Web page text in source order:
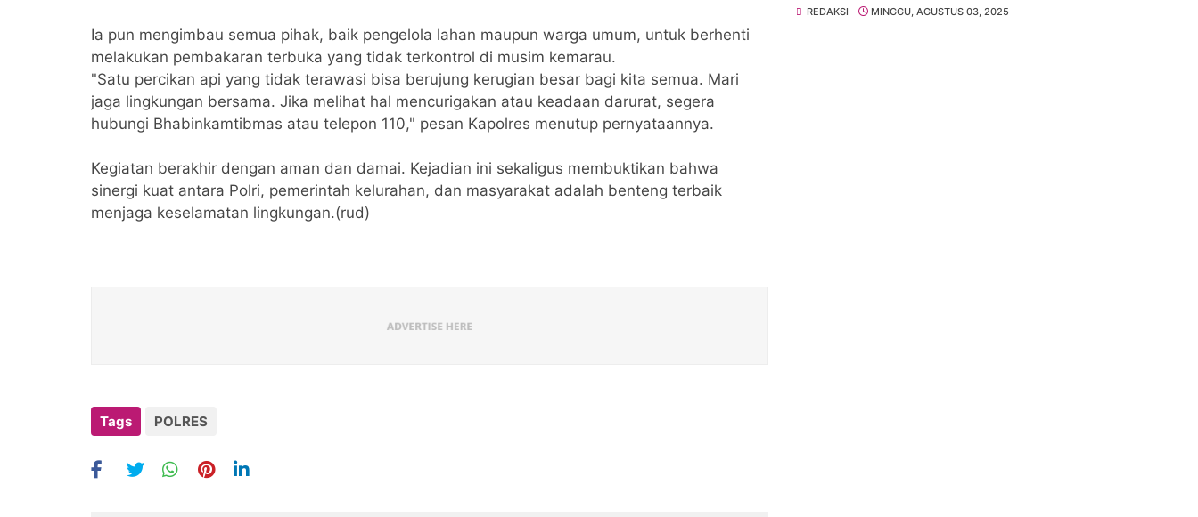
Ia pun mengimbau semua pihak, baik pengelola lahan maupun warga umum, untuk berhenti
melakukan pembakaran terbuka yang tidak terkontrol di musim kemarau.
"Satu percikan api yang tidak terawasi bisa berujung kerugian besar bagi kita semua. Mari
jaga lingkungan bersama. Jika melihat hal mencurigakan atau keadaan darurat, segera
hubungi Bhabinkamtibmas atau telepon 110," pesan Kapolres menutup pernyataannya.
Kegiatan berakhir dengan aman dan damai. Kejadian ini sekaligus membuktikan bahwa
sinergi kuat antara Polri, pemerintah kelurahan, dan masyarakat adalah benteng terbaik
menjaga keselamatan lingkungan.(rud)
Tags POLRES
REDAKSI MINGGU, AGUSTUS 03, 2025